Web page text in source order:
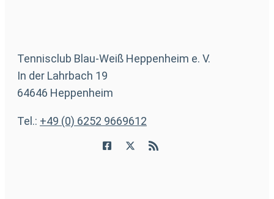
Tennisclub Blau-Weiß Heppenheim e. V.
In der Lahrbach 19
64646 Heppenheim
Tel.: +49 (0) 6252 9669612